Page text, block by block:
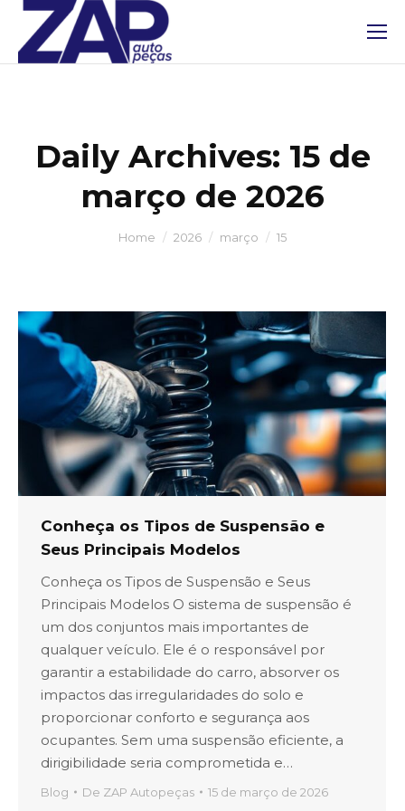
Daily Archives: 15 de
março de 2026
Home 2026 março 15
Conheça os Tipos de Suspensão e
Seus Principais Modelos
Conheça os Tipos de Suspensão e Seus
Principais Modelos O sistema de suspensão é
um dos conjuntos mais importantes de
qualquer veículo. Ele é o responsável por
garantir a estabilidade do carro, absorver os
impactos das irregularidades do solo e
proporcionar conforto e segurança aos
ocupantes. Sem uma suspensão eficiente, a
dirigibilidade seria comprometida e…
Blog De ZAP Autopeças 15 de março de 2026